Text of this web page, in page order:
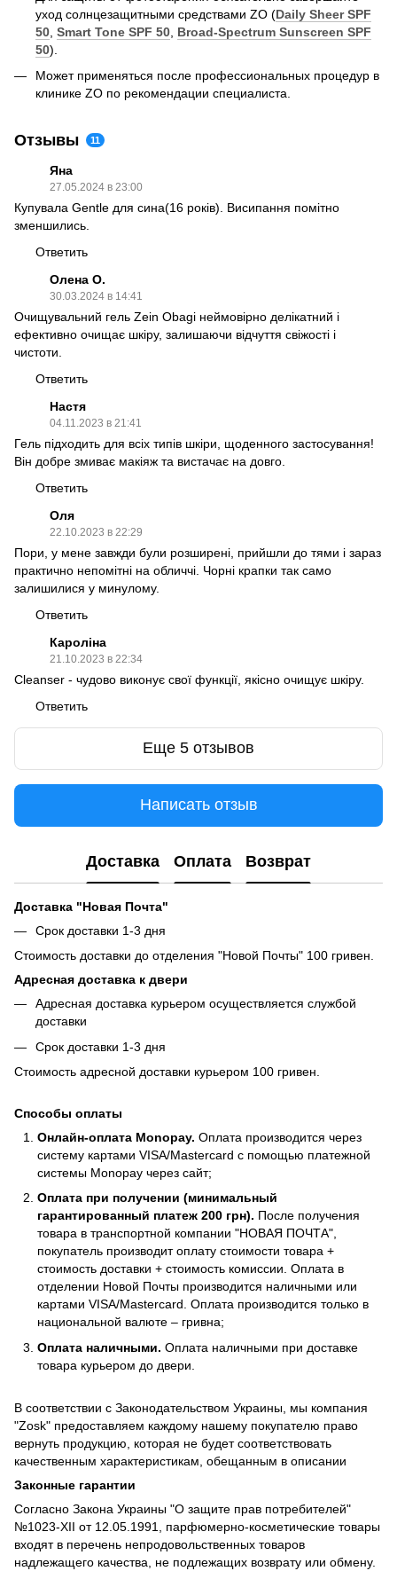
уход солнцезащитными средствами ZO (Daily Sheer SPF
50, Smart Tone SPF 50, Broad-Spectrum Sunscreen SPF
50).
Может применяться после профессиональных процедур в
клинике ZO по рекомендации специалиста.
Отзывы 11
Яна
27.05.2024 в 23:00
Купувала Gentle для сина(16 років). Висипання помітно
зменшились.
Ответить
Олена О.
30.03.2024 в 14:41
Очищувальний гель Zein Obagi неймовірно делікатний і
ефективно очищає шкіру, залишаючи відчуття свіжості і
чистоти.
Ответить
Настя
04.11.2023 в 21:41
Гель підходить для всіх типів шкіри, щоденного застосування!
Він добре змиває макіяж та вистачає на довго.
Ответить
Оля
22.10.2023 в 22:29
Пори, у мене завжди були розширені, прийшли до тями і зараз
практично непомітні на обличчі. Чорні крапки так само
залишилися у минулому.
Ответить
Кароліна
21.10.2023 в 22:34
Cleanser - чудово виконує свої функції, якісно очищує шкіру.
Ответить
Еще 5 отзывов
Написать отзыв
Доставка Оплата Возврат
Доставка "Новая Почта"
Срок доставки 1-3 дня
Стоимость доставки до отделения "Новой Почты" 100 гривен.
Адресная доставка к двери
Адресная доставка курьером осуществляется службой
доставки
Срок доставки 1-3 дня
Стоимость адресной доставки курьером 100 гривен.
Способы оплаты
Онлайн-оплата Monopay. Оплата производится через
систему картами VISA/Mastercard с помощью платежной
системы Monopay через сайт;
Оплата при получении (минимальный
гарантированный платеж 200 грн). После получения
товара в транспортной компании "НОВАЯ ПОЧТА",
покупатель производит оплату стоимости товара +
стоимость доставки + стоимость комиссии. Оплата в
отделении Новой Почты производится наличными или
картами VISA/Mastercard. Оплата производится только в
национальной валюте – гривна;
Оплата наличными. Оплата наличными при доставке
товара курьером до двери.
В соответствии с Законодательством Украины, мы компания
"Zosk" предоставляем каждому нашему покупателю право
вернуть продукцию, которая не будет соответствовать
качественным характеристикам, обещанным в описании
Законные гарантии
Согласно Закона Украины "О защите прав потребителей"
№1023-XII от 12.05.1991, парфюмерно-косметические товары
входят в перечень непродовольственных товаров
надлежащего качества, не подлежащих возврату или обмену.